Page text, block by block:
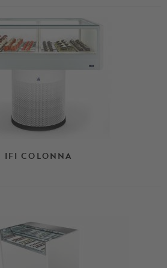
IFI COLONNA